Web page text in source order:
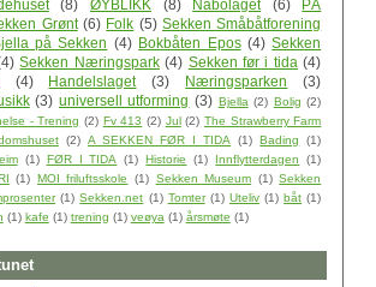
(8) ØYBLIKK (8) Nabolaget (6)
PÅ
Grønt (6) Folk (5) Sekken Småbåtforening
på Sekken (4) Bokbåten Epos (4) Sekken
Sekken Næringspark (4) Sekken før i tida (4)
(4) Handelslaget (3) Næringsparken
(3)
(3) universell utforming (3) Bjella (2) Bolig (2)
- Trening (2) Fv 413 (2) Jul (2) The Strawberry Farm
(2) A SEKKEN FØR I TIDA (1) Bading
(1)
(1) FØR I TIDA (1) Historie (1) Innflytterdagen
(1)
(1) MOI friluftsskole (1) Sekken Museum (1) Sekken
(1) Sekken.net (1) Tomter (1) Uteliv (1) båt (1)
(1) kafe (1) trening (1) veøya (1) årsmøte (1)